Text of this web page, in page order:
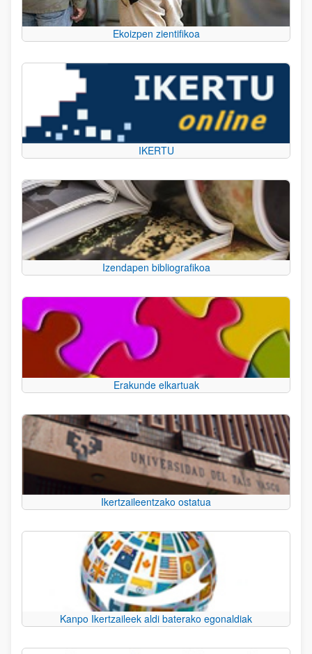
Ekoizpen zientifikoa
IKERTU
Izendapen bibliografikoa
Erakunde elkartuak
Ikertzaileentzako ostatua
Kanpo Ikertzaileek aldi baterako egonaldiak